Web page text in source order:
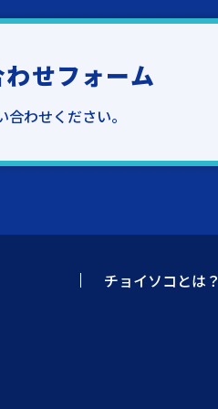
せフォーム
わせください。
チョイソコとは？